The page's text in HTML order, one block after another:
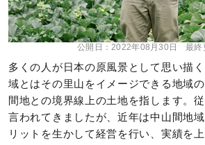
公開日：2022年08月30日 最終
多くの人が日本の原風景として思い描
域とはその里山をイメージできる地域
間地との境界線上の土地を指します。
言われてきましたが、近年は中山間地
リットを生かして経営を行い、実績を